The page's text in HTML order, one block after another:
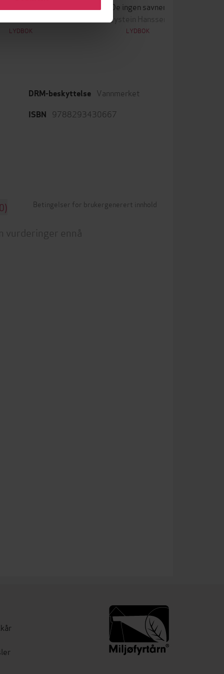
LYDBOK
De ingen savner
Eystein Hanssen
LYDBOK
DRM-beskyttelse Vannmerket
ISBN 9788293430667
Betingelser for brukergenerert innhold
vurderinger ennå